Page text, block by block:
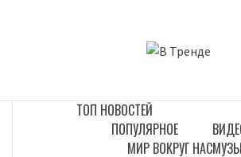
ТОП НОВОСТЕЙ
ПОПУЛЯРНОЕ
МИР ВОКРУГ НАС